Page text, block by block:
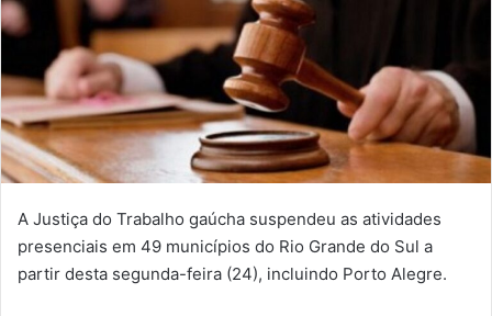
A Justiça do Trabalho gaúcha suspendeu as atividades
presenciais em 49 municípios do Rio Grande do Sul a
partir desta segunda-feira (24), incluindo Porto Alegre.